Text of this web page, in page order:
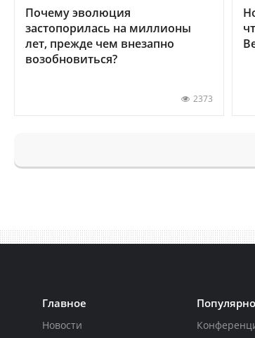
Почему эволюция
застопорилась на миллионы
лет, прежде чем внезапно
возобновиться?
2373
Главное
Новости